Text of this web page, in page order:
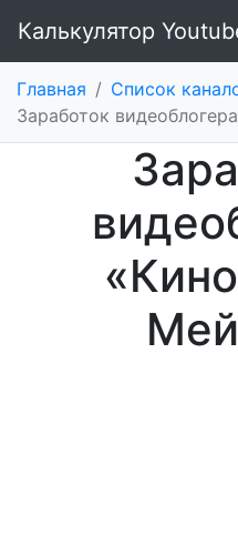
Калькулятор
Главная / Список
Заработок